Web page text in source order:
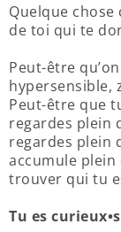
Quelque
de toi qui te
Peut-être
hypersensible,
Peut-être que
regardes plein
regardes plein
accumule
trouver qui tu
Tu es